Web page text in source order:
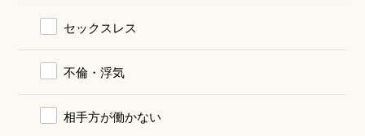
セックスレス
不倫・浮気
相手方が働かない